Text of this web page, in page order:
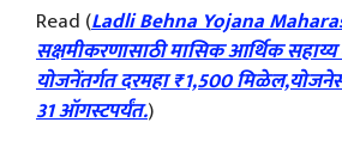
Read (Ladli Behna Yojana
सक्षमीकरणासाठी मासिक आर्थिक सहाय्य
योजनेंतर्गत दरमहा ₹1,500
31 ऑगस्टपर्यंत.)